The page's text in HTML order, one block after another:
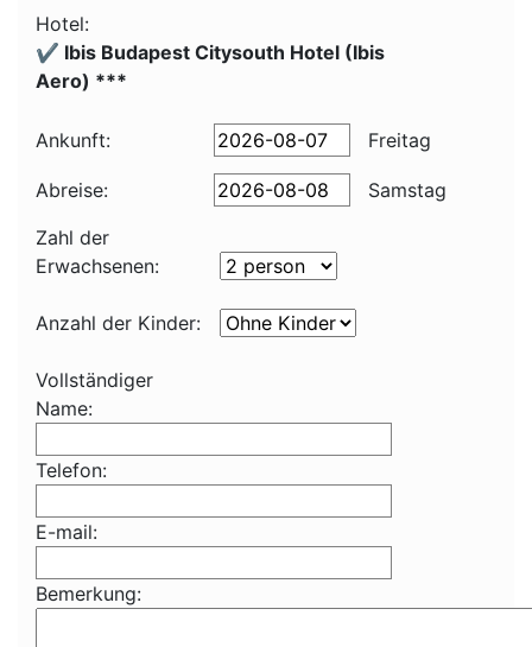
Hotel:
✔️ Ibis Budapest Citysouth Hotel (Ibis
Aero) ***
Ankunft: Freitag
Abreise:
Samstag
Zahl der
Erwachsenen:
Anzahl der Kinder:
Vollständiger
Name:
Telefon:
E-mail:
Bemerkung: